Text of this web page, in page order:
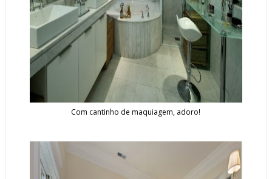
Com cantinho de maquiagem, adoro!